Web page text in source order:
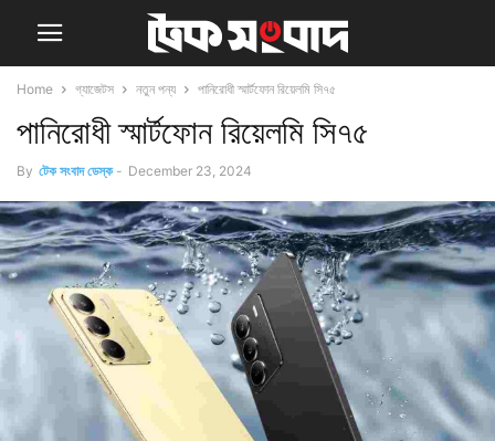
Home গ্যাজেটস নতুন পন্য পানিরোধী স্মার্টফোন রিয়েলমি সি৭৫
পানিরোধী স্মার্টফোন রিয়েলমি সি৭৫
By টেক সংবাদ ডেস্ক - December 23, 2024